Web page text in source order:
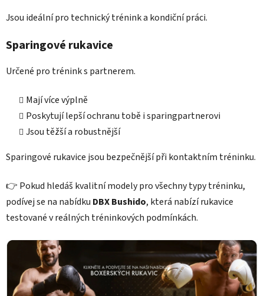
Jsou ideální pro technický trénink a kondiční práci.
Sparingové rukavice
Určené pro trénink s partnerem.
Mají více výplně
Poskytují lepší ochranu tobě i sparingpartnerovi
Jsou těžší a robustnější
Sparingové rukavice jsou bezpečnější při kontaktním tréninku.
👉 Pokud hledáš kvalitní modely pro všechny typy tréninku,
podívej se na nabídku DBX Bushido, která nabízí rukavice
testované v reálných tréninkových podmínkách.